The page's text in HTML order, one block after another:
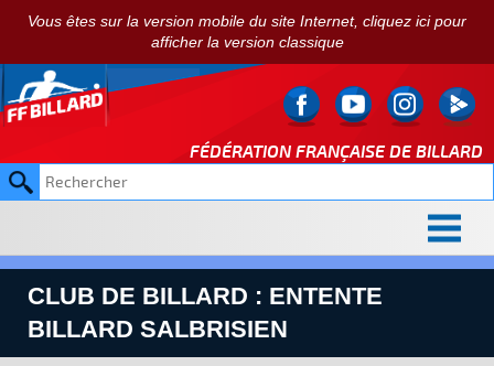
Vous êtes sur la version mobile du site Internet, cliquez ici pour
afficher la version classique
FÉDÉRATION FRANÇAISE DE BILLARD
CLUB DE BILLARD : ENTENTE
BILLARD SALBRISIEN